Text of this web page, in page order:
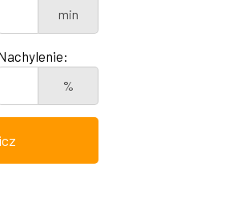
min
%